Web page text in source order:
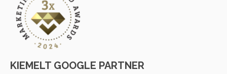
KIEMELT GOOGLE PARTNER